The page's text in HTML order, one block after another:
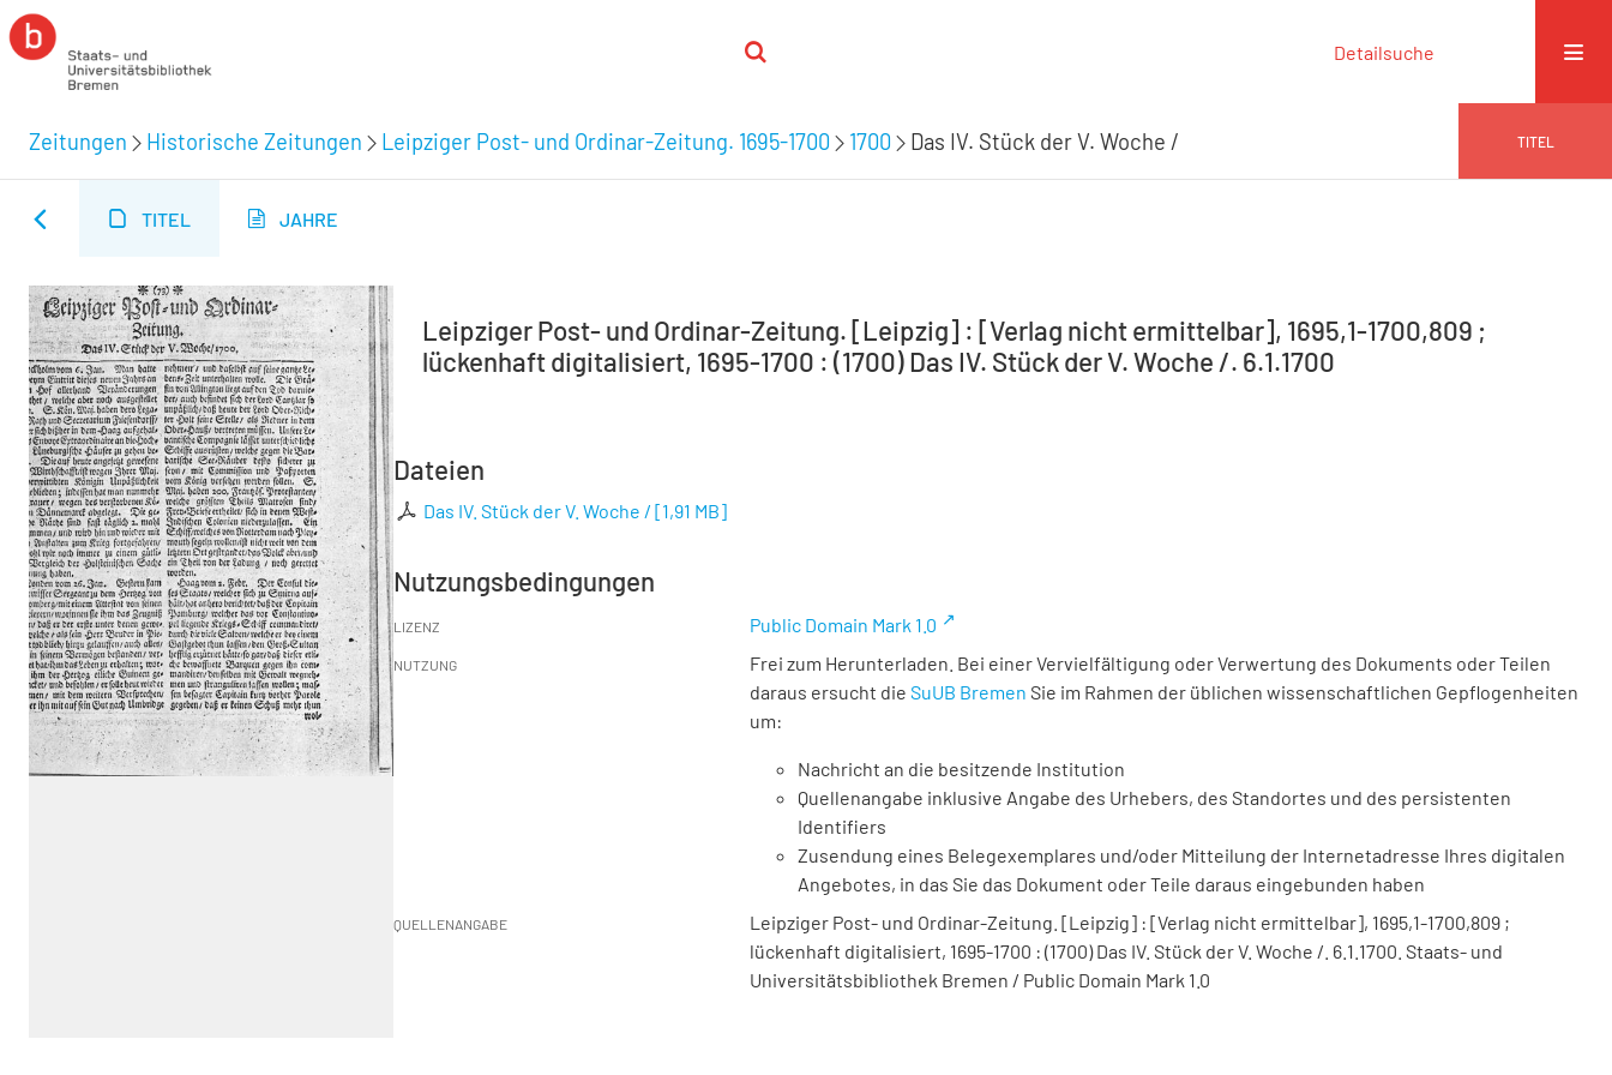
Detailsuche
Zeitungen Historische Zeitungen Leipziger Post- und Ordinar-Zeitung. 1695-1700 1700 Das IV. Stück der V. Woche / TITEL
TITEL JAHRE
Leipziger Post- und Ordinar-Zeitung. [Leipzig] : [Verlag nicht ermittelbar], 1695,1-1700,809 ;
lückenhaft digitalisiert, 1695-1700 : (1700) Das IV. Stück der V. Woche /. 6.1.1700
Dateien
Das IV. Stück der V. Woche / [1,91 MB]
Nutzungsbedingungen
LIZENZ Public Domain Mark 1.0
NUTZUNG
Frei zum Herunterladen. Bei einer Vervielfältigung oder Verwertung des Dokuments oder Teilen
daraus ersucht die SuUB Bremen Sie im Rahmen der üblichen wissenschaftlichen Gepflogenheiten
um:
Nachricht an die besitzende Institution
Quellenangabe inklusive Angabe des Urhebers, des Standortes und des persistenten
Identifiers
Zusendung eines Belegexemplares und/oder Mitteilung der Internetadresse Ihres digitalen
Angebotes, in das Sie das Dokument oder Teile daraus eingebunden haben
QUELLENANGABE
Leipziger Post- und Ordinar-Zeitung. [Leipzig] : [Verlag nicht ermittelbar], 1695,1-1700,809 ;
lückenhaft digitalisiert, 1695-1700 : (1700) Das IV. Stück der V. Woche /. 6.1.1700. Staats- und
Universitätsbibliothek Bremen / Public Domain Mark 1.0